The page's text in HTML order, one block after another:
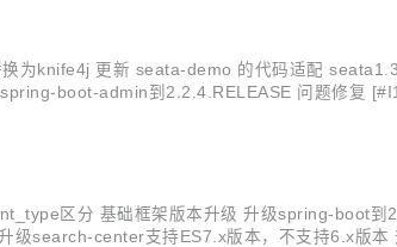
为knife4j 更新 seata-demo 的代码适配
boot-admin到2.2.4.RELEASE 问题修复
区分 基础框架版本升级 升级spring-boot
search-center支持ES7.x版本，不支持6.x版